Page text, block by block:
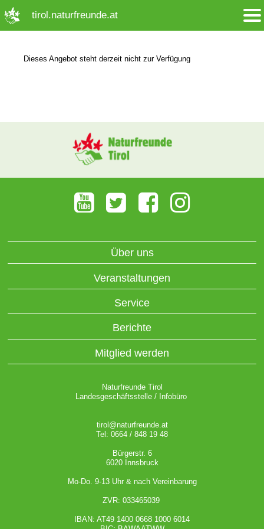
tirol.naturfreunde.at
Dieses Angebot steht derzeit nicht zur Verfügung
Über uns
Veranstaltungen
Service
Berichte
Mitglied werden
Naturfreunde Tirol
Landesgeschäftsstelle / Infobüro
tirol@naturfreunde.at
Tel: 0664 / 848 19 48
Bürgerstr. 6
6020 Innsbruck
Mo-Do. 9-13 Uhr & nach Vereinbarung
ZVR: 033465039
IBAN: AT49 1400 0668 1000 6014